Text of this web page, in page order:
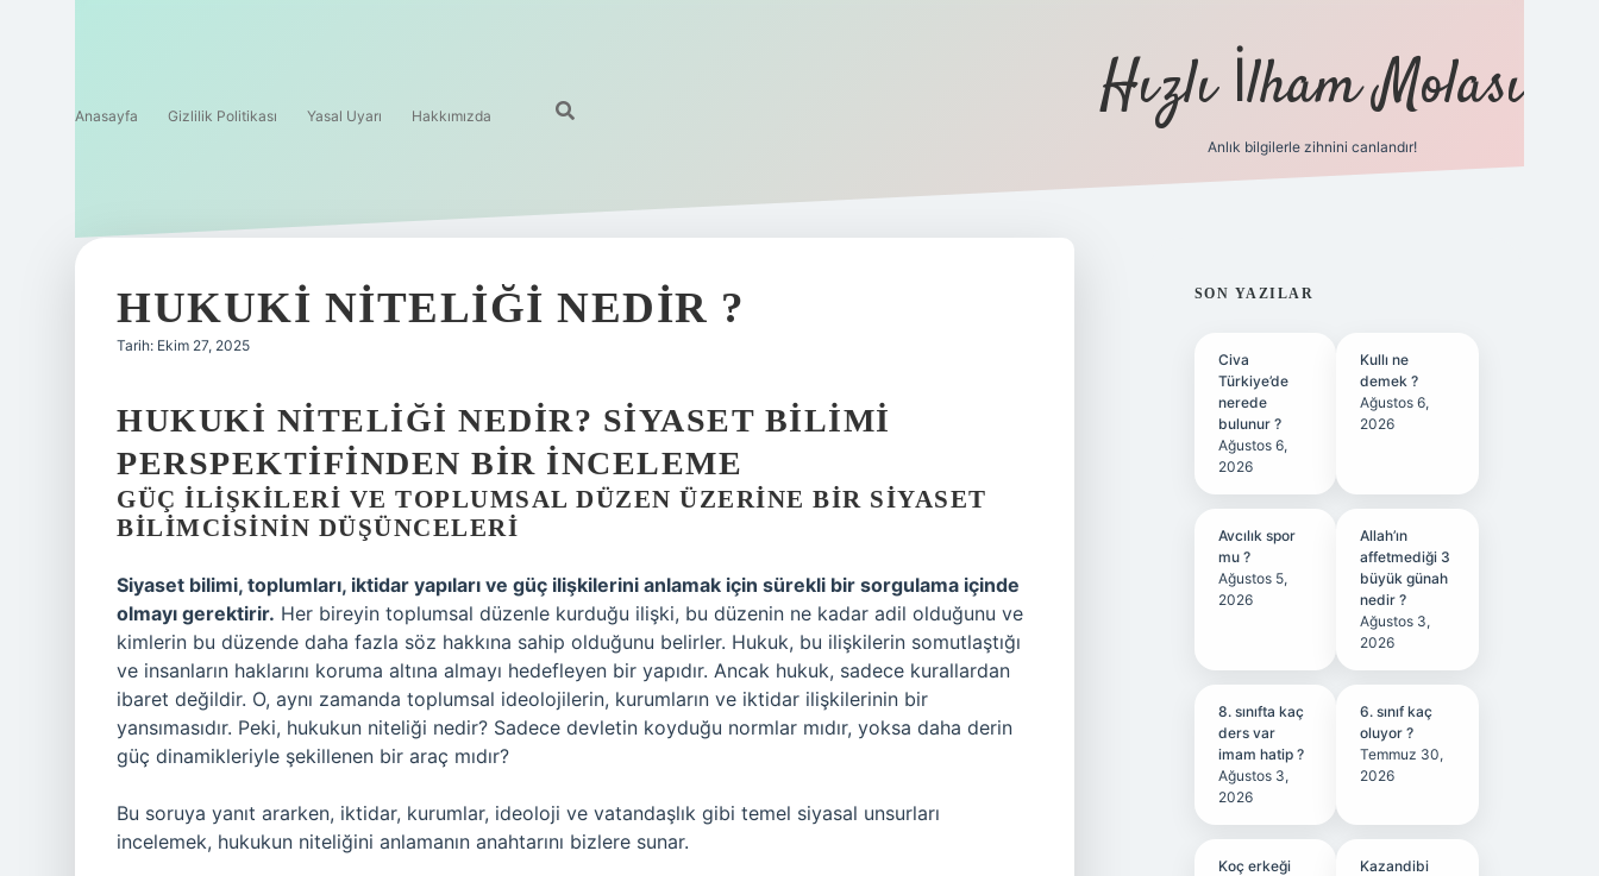
Anasayfa Gizlilik Politikası Yasal Uyarı Hakkımızda Hızlı İlham Molası
Anlık bilgilerle zihnini canlandır!
HUKUKI NITELIĞI NEDIR ?
Tarih: Ekim 27, 2025
HUKUKI NITELIĞI NEDIR? SIYASET BILIMI
PERSPEKTIFINDEN BIR İNCELEME
GÜÇ İLIŞKILERI VE TOPLUMSAL DÜZEN ÜZERINE BIR SIYASET
BILIMCISININ DÜŞÜNCELERI
Siyaset bilimi, toplumları, iktidar yapıları ve güç ilişkilerini anlamak için sürekli bir sorgulama içinde
olmayı gerektirir. Her bireyin toplumsal düzenle kurduğu ilişki, bu düzenin ne kadar adil olduğunu ve
kimlerin bu düzende daha fazla söz hakkına sahip olduğunu belirler. Hukuk, bu ilişkilerin somutlaştığı
ve insanların haklarını koruma altına almayı hedefleyen bir yapıdır. Ancak hukuk, sadece kurallardan
ibaret değildir. O, aynı zamanda toplumsal ideolojilerin, kurumların ve iktidar ilişkilerinin bir
yansımasıdır. Peki, hukukun niteliği nedir? Sadece devletin koyduğu normlar mıdır, yoksa daha derin
güç dinamikleriyle şekillenen bir araç mıdır?
Bu soruya yanıt ararken, iktidar, kurumlar, ideoloji ve vatandaşlık gibi temel siyasal unsurları
incelemek, hukukun niteliğini anlamanın anahtarını bizlere sunar.
SIDEBAR
SON YAZILAR
Civa
Türkiye’de
nerede
bulunur ?
Ağustos 6,
2026
Kullı ne
demek ?
Ağustos 6,
2026
Avcılık spor
mu ?
Ağustos 5,
2026
Allah’ın
affetmediği 3
büyük günah
nedir ?
Ağustos 3,
2026
8. sınıfta kaç
ders var
imam hatip ?
Ağustos 3,
2026
6. sınıf kaç
oluyor ?
Temmuz 30,
2026
Koç erkeği
Kazandibi